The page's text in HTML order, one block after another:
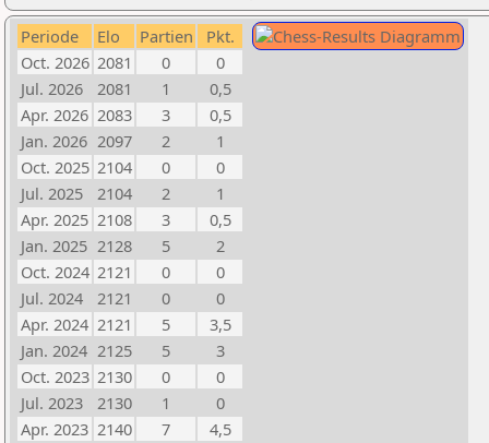
Periode Elo Partien
Pkt.
Oct. 2026 2081 0
0
Jul. 2026
2081 1
0,5
Apr. 2026 2083 3
0,5
Jan. 2026 2097 2
1
Oct. 2025 2104 0
0
Jul. 2025
2104 2
1
Apr. 2025 2108 3
0,5
Jan. 2025 2128 5
2
Oct. 2024 2121 0
0
Jul. 2024
2121 0
0
Apr. 2024 2121 5
3,5
Jan. 2024 2125 5
3
Oct. 2023 2130 0
0
Jul. 2023
2130 1
0
Apr. 2023 2140 7
4,5